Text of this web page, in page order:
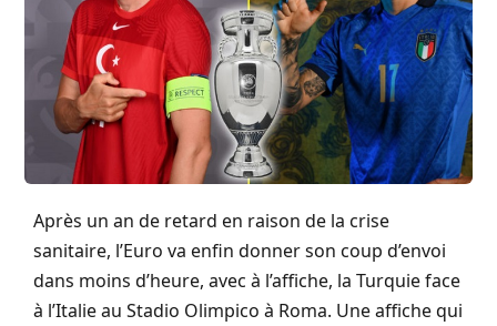
Après un an de retard en raison de la crise
sanitaire, l’Euro va enfin donner son coup d’envoi
dans moins d’heure, avec à l’affiche, la Turquie face
à l’Italie au Stadio Olimpico à Roma. Une affiche qui